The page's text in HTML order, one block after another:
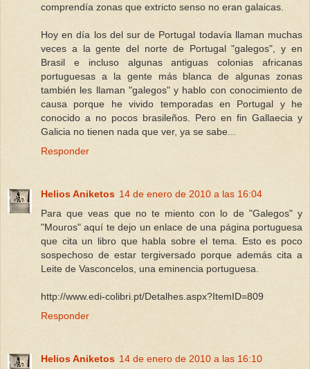
comprendía zonas que extricto senso no eran galaicas.
Hoy en día los del sur de Portugal todavía llaman muchas
veces a la gente del norte de Portugal "galegos", y en
Brasil e incluso algunas antiguas colonias africanas
portuguesas a la gente más blanca de algunas zonas
también les llaman "galegos" y hablo con conocimiento de
causa porque he vivido temporadas en Portugal y he
conocido a no pocos brasileños. Pero en fin Gallaecia y
Galicia no tienen nada que ver, ya se sabe...
Responder
Helios Aniketos 14 de enero de 2010 a las 16:04
Para que veas que no te miento con lo de "Galegos" y
"Mouros" aquí te dejo un enlace de una página portuguesa
que cita un libro que habla sobre el tema. Esto es poco
sospechoso de estar tergiversado porque además cita a
Leite de Vasconcelos, una eminencia portuguesa.
http://www.edi-colibri.pt/Detalhes.aspx?ItemID=809
Responder
Helios Aniketos 14 de enero de 2010 a las 16:10